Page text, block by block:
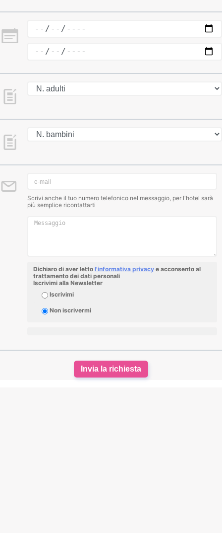
Scrivi anche il tuo numero telefonico nel messaggio, per l'hotel sarà
più semplice ricontattarti
Dichiaro di aver letto l'informativa privacy e acconsento al
trattamento dei dati personali
Iscrivimi alla Newsletter
Iscrivimi
Non iscrivermi
Invia la richiesta